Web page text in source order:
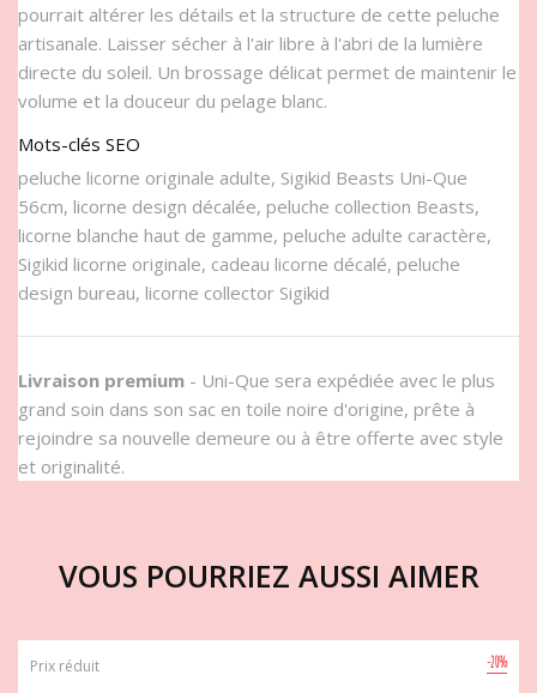
pourrait altérer les détails et la structure de cette peluche
artisanale. Laisser sécher à l'air libre à l'abri de la lumière
directe du soleil. Un brossage délicat permet de maintenir le
volume et la douceur du pelage blanc.
Mots-clés SEO
peluche licorne originale adulte, Sigikid Beasts Uni-Que
56cm, licorne design décalée, peluche collection Beasts,
licorne blanche haut de gamme, peluche adulte caractère,
Sigikid licorne originale, cadeau licorne décalé, peluche
design bureau, licorne collector Sigikid
Livraison premium - Uni-Que sera expédiée avec le plus
grand soin dans son sac en toile noire d'origine, prête à
rejoindre sa nouvelle demeure ou à être offerte avec style
et originalité.
VOUS POURRIEZ AUSSI AIMER
-20%
Prix réduit